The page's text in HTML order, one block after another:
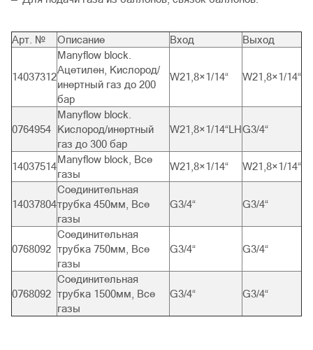
Арт. № Oписание Вход Выход
14037312
Manyflow block.
Aцетилен, Кислород/
инертный газ до 200
бар
W21,8×1/14“ W21,8×1/14“
0764954
Manyflow block.
Кислород/инертный
газ до 300 бар
W21,8×1/14“LHG3/4“
14037514
Manyflow block, Все
газы
W21,8×1/14“ W21,8×1/14“
14037804
Соединительная
трубка 450мм, Все
газы
G3/4“ G3/4“
0768092
Соединительная
трубка 750мм, Все
газы
G3/4“ G3/4“
0768092
Соединительная
трубка 1500мм, Все
газы
G3/4“ G3/4“